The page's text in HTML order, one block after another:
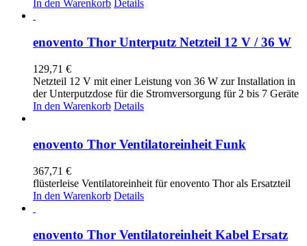
In den Warenkorb Details
enovento Thor Unterputz Netzteil 12 V / 36 W
129,71 €
Netzteil 12 V mit einer Leistung von 36 W zur Installation in
der Unterputzdose für die Stromversorgung für 2 bis 7 Geräte
In den Warenkorb Details
enovento Thor Ventilatoreinheit Funk
367,71 €
flüsterleise Ventilatoreinheit für enovento Thor als Ersatzteil
In den Warenkorb Details
enovento Thor Ventilatoreinheit Kabel Ersatz